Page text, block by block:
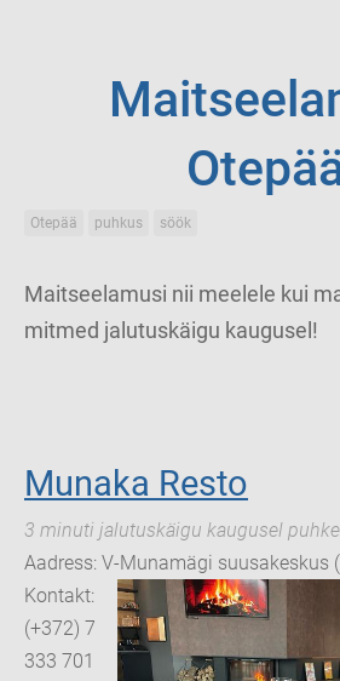
Otepää puhkus söök
Maitseelamusi nii meelele kui
mitmed jalutuskäigu kaugusel!
Munaka Resto
3 minuti jalutuskäigu kaugusel
Aadress: V-Munamägi suusakeskus
Kontakt:
(+372) 7
333 701